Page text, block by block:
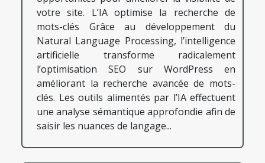
votre site. L’IA optimise la recherche de
mots-clés Grâce au développement du
Natural Language Processing, l’intelligence
artificielle transforme radicalement
l’optimisation SEO sur WordPress en
améliorant la recherche avancée de mots-
clés. Les outils alimentés par l’IA effectuent
une analyse sémantique approfondie afin de
saisir les nuances de langage...